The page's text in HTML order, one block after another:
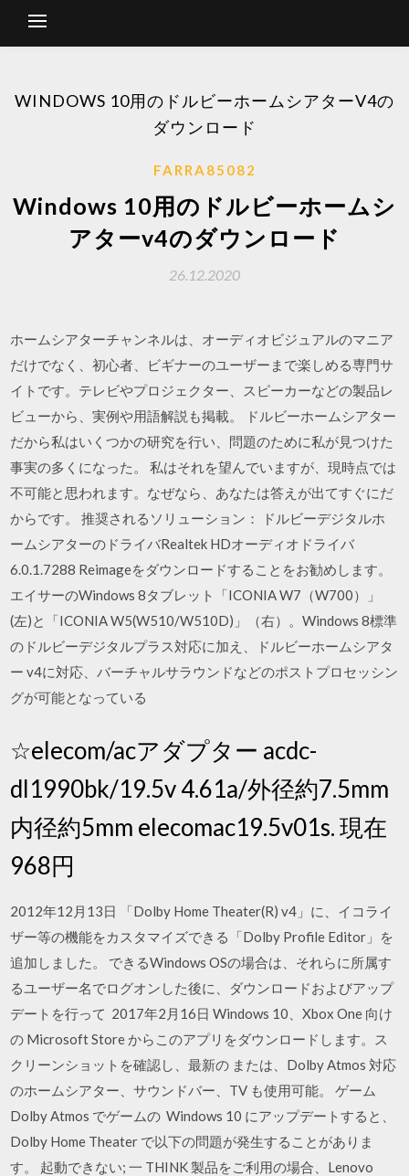
WINDOWS 10用のドルビーホームシアターV4の
ダウンロード
FARRA85082
Windows 10用のドルビーホームシ
アターv4のダウンロード
26.12.2020
ホームシアターチャンネルは、オーディオビジュアルのマニア
だけでなく、初心者、ビギナーのユーザーまで楽しめる専門サ
イトです。テレビやプロジェクター、スピーカーなどの製品レ
ビューから、実例や用語解説も掲載。 ドルビーホームシアター
だから私はいくつかの研究を行い、問題のために私が見つけた
事実の多くになった。 私はそれを望んでいますが、現時点では
不可能と思われます。なぜなら、あなたは答えが出てすぐにだ
からです。 推奨されるソリューション： ドルビーデジタルホ
ームシアターのドライバRealtek HDオーディオドライバ
6.0.1.7288 Reimageをダウンロードすることをお勧めします。
エイサーのWindows 8タブレット「ICONIA W7（W700）」
(左)と「ICONIA W5(W510/W510D)」（右）。Windows 8標準
のドルビーデジタルプラス対応に加え、ドルビーホームシアタ
ー v4に対応、バーチャルサラウンドなどのポストプロセッシン
グが可能となっている
☆elecom/acアダプター acdc-
dl1990bk/19.5v 4.61a/外径約7.5mm
内径約5mm elecomac19.5v01s. 現在
968円
2012年12月13日 「Dolby Home Theater(R) v4」に、イコライ
ザー等の機能をカスタマイズできる「Dolby Profile Editor」を
追加しました。 できるWindows OSの場合は、それらに所属す
るユーザー名でログオンした後に、ダウンロードおよびアップ
デートを行って 2017年2月16日 Windows 10、Xbox One 向け
の Microsoft Store からこのアプリをダウンロードします。ス
クリーンショットを確認し、最新の または、Dolby Atmos 対応
のホームシアター、サウンドバー、TV も使用可能。 ゲーム
Dolby Atmos でゲームの Windows 10 にアップデートすると、
Dolby Home Theater で以下の問題が発生することがありま
す。 起動できない; 一 THINK 製品をご利用の場合、Lenovo